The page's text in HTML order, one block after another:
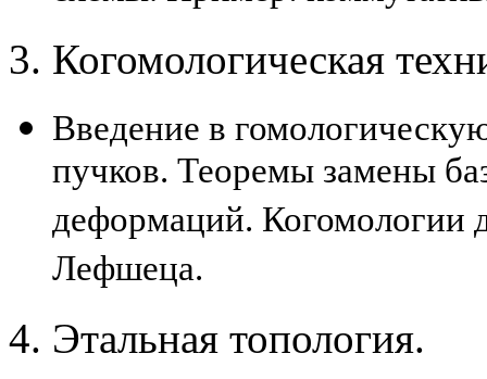
3. Когомологическая
Введение в
пучков. Теоремы замены
деформаций. Когомологии
Лефшеца.
4. Этальная топология.